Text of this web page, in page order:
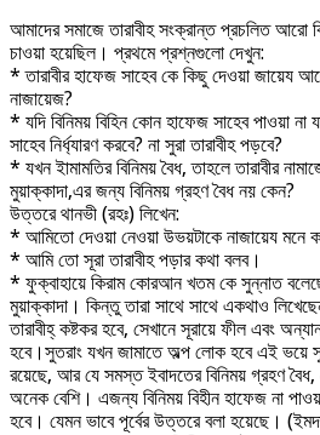
আমাদের সমাজে তারাবীহ সংক্রান্ত প্রচলিত আরো
চাওয়া হয়েছিল। প্রথমে প্রশ্নগুলো দেখুন:
* তারাবীর হাফেজ সাহেব কে কিছু দেওয়া জায়েয
নাজায়েজ?
* যদি বিনিময় বিহিন কোন হাফেজ সাহেব পাওয়া না
সাহেব নির্ধ্যারণ করবে? না সুরা তারাবীহ পড়বে?
* যখন ইামামতির বিনিময় বৈধ, তাহলে তারাবীর
মুয়াক্কাদা,এর জন্য বিনিময় গ্রহণ বৈধ নয় কেন?
উত্তরে থানভী (রহঃ) লিখেন:
* আমিতো দেওয়া নেওয়া উভয়টাকে নাজায়েয মনে
* আমি তো সূরা তারাবীহ পড়ার কথা বলব।
* ফুক্বাহায়ে কিরাম কোরআন খতম কে সুন্নাত
মুয়াক্কাদা। কিন্তু তারা সাথে সাথে একথাও
তারাবীহ্ কষ্টকর হবে, সেখানে সূরায়ে ফীল এবং
হবে।সুতরাং যখন জামাতে অল্প লোক হবে এই ভয়ে
রয়েছে, আর যে সমস্ত ইবাদতের বিনিময় গ্রহণ
অনেক বেশি। এজন্য বিনিময় বিহীন হাফেজ না পাওয়া
হবে। যেমন ভাবে পূর্বের উত্তরে বলা হয়েছে।